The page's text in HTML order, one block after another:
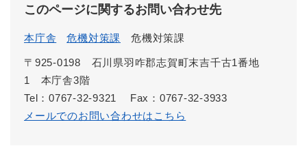
このページに関するお問い合わせ先
本庁舎 危機対策課 危機対策課
〒925-0198 石川県羽咋郡志賀町末吉千古1番地
1 本庁舎3階
Tel：0767-32-9321
Fax：0767-32-3933
メールでのお問い合わせはこちら